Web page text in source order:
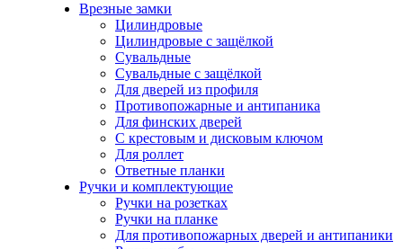
Врезные замки
Цилиндровые
Цилиндровые с защёлкой
Сувальдные
Сувальдные с защёлкой
Для дверей из профиля
Противопожарные и антипаника
Для финских дверей
С крестовым и дисковым ключом
Для роллет
Ответные планки
Ручки и комплектующие
Ручки на розетках
Ручки на планке
Для противопожарных дверей и антипаники